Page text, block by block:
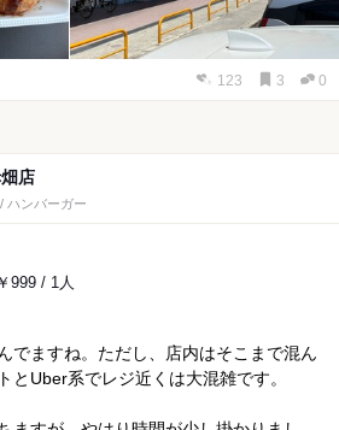
123 3 0
店
ハンバーガー
999 / 1人
でますね。ただし、店内はそこまで混ん
とUber系でレジ近くは大混雑です。